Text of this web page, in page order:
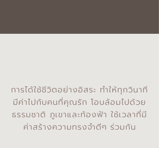
การได้ใช้ชีวิตอย่างอิสระ ทำให้ทุกวินาที
มีค่าไปกับคนที่คุณรัก โอบล้อมไปด้วย
ธรรมชาติ ภูเขาและท้องฟ้า ใช้เวลาที่มี
ค่าสร้างความทรงจำดีๆ ร่วมกัน